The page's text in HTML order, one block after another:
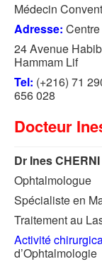
Médecin
Adresse:
24 Avenue
Hammam Lif
Tel: (+216) 71
656 028
Docteur
Dr Ines CHERNI
Ophtalmologue
Spécialiste en
Traitement au
Activité
d’Ophtalmologie